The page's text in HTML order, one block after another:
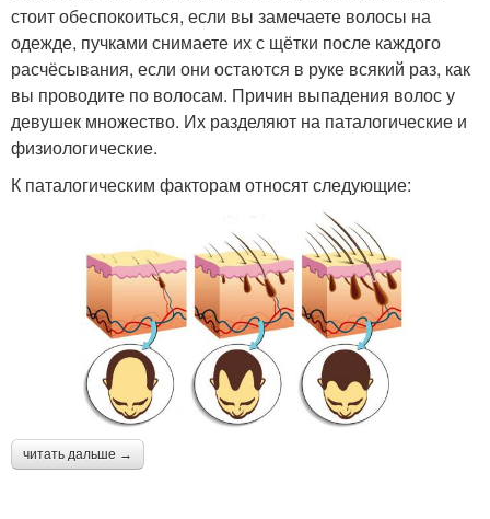
стоит обеспокоиться, если вы замечаете волосы на
одежде, пучками снимаете их с щётки после каждого
расчёсывания, если они остаются в руке всякий раз, как
вы проводите по волосам. Причин выпадения волос у
девушек множество. Их разделяют на паталогические и
физиологические.
К паталогическим факторам относят следующие:
читать дальше →